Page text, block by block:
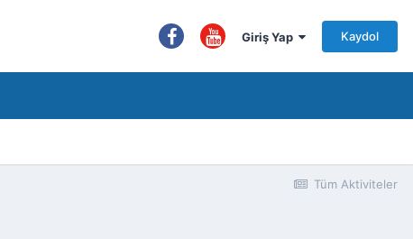
Giriş Yap Kaydol
Tüm Aktiviteler